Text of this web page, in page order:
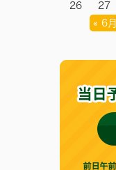
« 6月
26
27